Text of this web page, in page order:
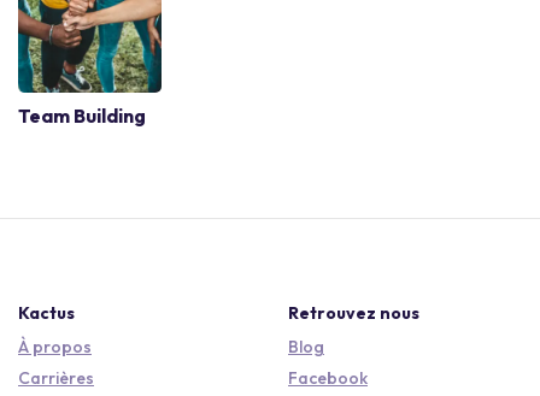
Team Building
Kactus
À propos
Carrières
Retrouvez nous
Blog
Facebook